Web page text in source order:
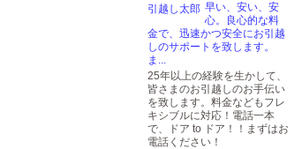
早い、安い、安
心。良心的な料
金で、迅速かつ安全にお引越
しのサポートを致します。
ま...
25年以上の経験を生かして、
皆さまのお引越しのお手伝い
を致します。料金などもフレ
キシブルに対応！電話一本
で、ドア to ドア！！まずはお
電話ください！